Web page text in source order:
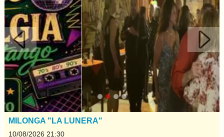
Anterior
MILONGA "LA LUNERA"
10/08/2026 21:30